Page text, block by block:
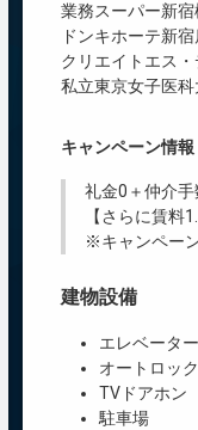
業務スーパー新
ドンキホーテ新
クリエイトエス
私立東京女子医
キャンペーン情報
礼金0 ＋仲介
【さらに賃料
※キャンペー
建物設備
エレベーター
オートロック
TVドアホン
駐車場